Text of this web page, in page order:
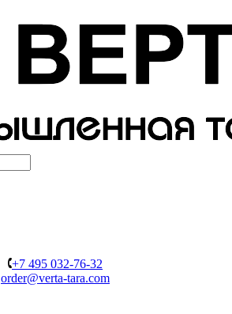
+7 495 032-76-32
order@verta-tara.com